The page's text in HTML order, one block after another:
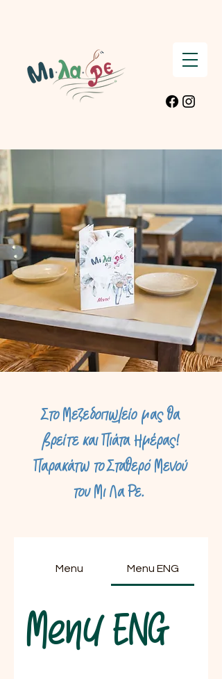
Στο Μεζεδοπωλείο μας θα
βρείτε και Πιάτα Ημέρας!
Παρακάτω το Σταθερό Μενού
του Μι Λα Ρε.
Menu Menu ENG
Menu ENG